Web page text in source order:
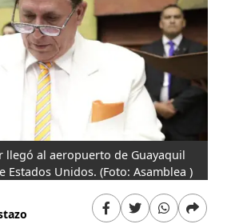
llegó al aeropuerto de Guayaquil
Estados Unidos.(Foto: Asamblea )